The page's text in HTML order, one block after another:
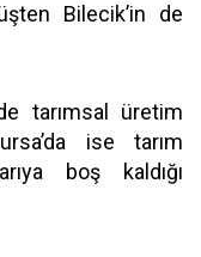
Bilecik’in de
tarımsal üretim
ise tarım
boş kaldığı